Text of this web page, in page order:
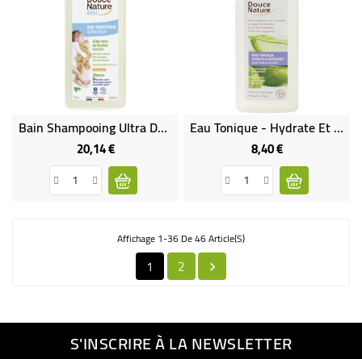
Bain Shampooing Ultra Doux Sans Sulfates, Hypoallergénique
20,14 €Prix
Eau Tonique - Hydrate Et Régénère - Aloe Vera Et Bleuet Bio
8,40 €Prix
Affichage 1-36 De 46 Article(s)
1 2 
S'INSCRIRE À LA NEWSLETTER